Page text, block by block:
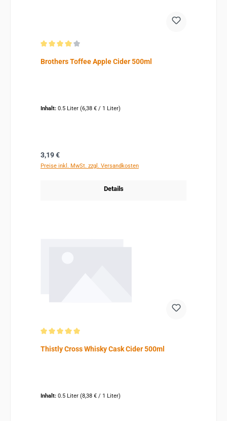
Brothers Toffee Apple Cider 500ml
Inhalt: 0.5 Liter (6,38 € / 1 Liter)
Regulärer Preis:
3,19 €
Preise inkl. MwSt. zzgl. Versandkosten
Details
Thistly Cross Whisky Cask Cider 500ml
Inhalt: 0.5 Liter (8,38 € / 1 Liter)